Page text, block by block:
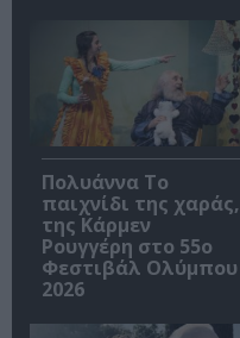
Πολυάννα Το
παιχνίδι της χαράς,
της Κάρμεν
Ρουγγέρη στο 55ο
Φεστιβάλ Ολύμπου
2026